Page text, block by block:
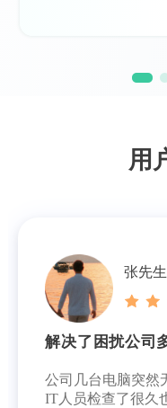
用
张先
解决了困扰公司
公司几台电脑突然
IT人员检查了很久